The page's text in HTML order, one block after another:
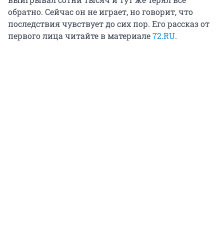
обратно. Сейчас он не играет, но говорит, что
последствия чувствует до сих пор. Его рассказ от
первого лица читайте в материале72.RU.